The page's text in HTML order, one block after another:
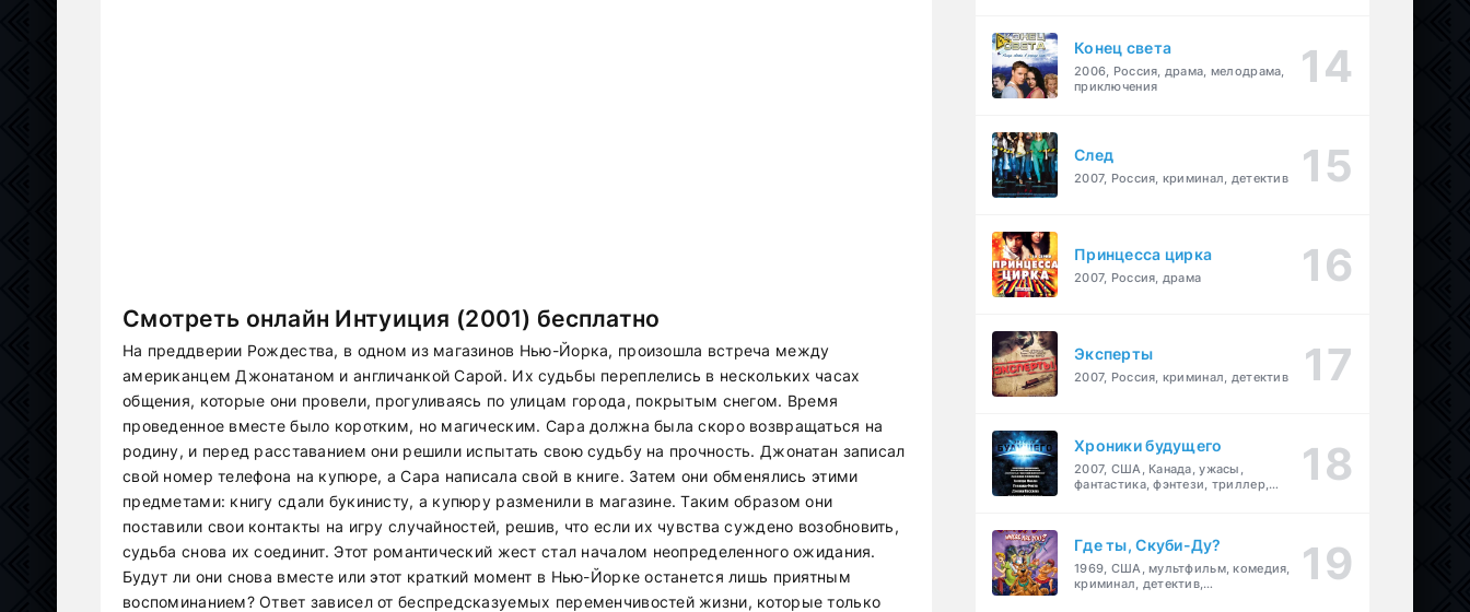
Смотреть онлайн Интуиция (2001) бесплатно
На преддверии Рождества, в одном из магазинов Нью-Йорка, произошла встреча между
американцем Джонатаном и англичанкой Сарой. Их судьбы переплелись в нескольких часах
общения, которые они провели, прогуливаясь по улицам города, покрытым снегом. Время
проведенное вместе было коротким, но магическим. Сара должна была скоро возвращаться на
родину, и перед расставанием они решили испытать свою судьбу на прочность. Джонатан записал
свой номер телефона на купюре, а Сара написала свой в книге. Затем они обменялись этими
предметами: книгу сдали букинисту, а купюру разменили в магазине. Таким образом они
поставили свои контакты на игру случайностей, решив, что если их чувства суждено возобновить,
судьба снова их соединит. Этот романтический жест стал началом неопределенного ожидания.
Будут ли они снова вместе или этот краткий момент в Нью-Йорке останется лишь приятным
воспоминанием? Ответ зависел от беспредсказуемых переменчивостей жизни, которые только
Конец света
2006, Россия, драма, мелодрама,
приключения
След
2007, Россия, криминал, детектив
Принцесса цирка
2007, Россия, драма
Эксперты
2007, Россия, криминал, детектив
Хроники будущего
2007, США, Канада, ужасы,
фантастика, фэнтези, триллер,
Где ты, Скуби-Ду?
1969, США, мультфильм, комедия,
криминал, детектив,